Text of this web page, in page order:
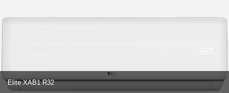
Elite XAB1 R32